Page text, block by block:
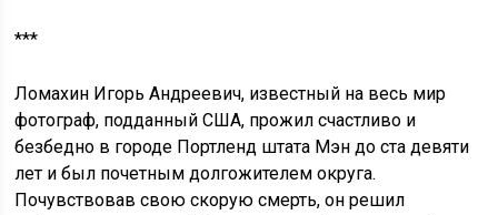
***
Ломахин Игорь Андреевич, известный на весь мир
фотограф, подданный США, прожил счастливо и
безбедно в городе Портленд штата Мэн до ста девяти
лет и был почетным долгожителем округа.
Почувствовав свою скорую смерть, он решил